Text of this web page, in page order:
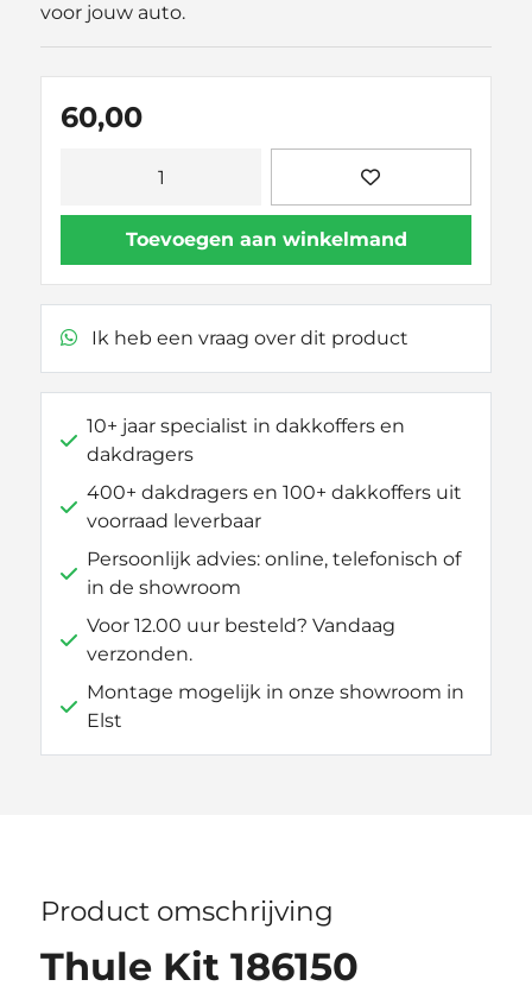
voor jouw auto.
60,00
186150
Toevoegen aan winkelmand
Ik heb een vraag over dit product
10+ jaar specialist in dakkoffers en
dakdragers
400+ dakdragers en 100+ dakkoffers uit
voorraad leverbaar
Persoonlijk advies: online, telefonisch of
in de showroom
Voor 12.00 uur besteld? Vandaag
verzonden.
Montage mogelijk in onze showroom in
Elst
Product omschrijving
Thule Kit 186150